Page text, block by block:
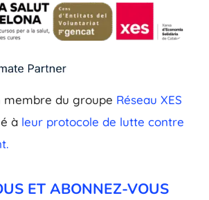
membre du groupe Réseau XES
à leur protocole de lutte contre
ET ABONNEZ-VOUS